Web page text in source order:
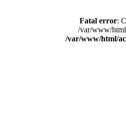
Fatal error:
/var/www/
/var/www/html/